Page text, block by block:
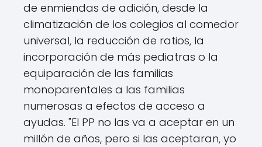
de enmiendas de adición, desde la
climatización de los colegios al comedor
universal, la reducción de ratios, la
incorporación de más pediatras o la
equiparación de las familias
monoparentales a las familias
numerosas a efectos de acceso a
ayudas. "El PP no las va a aceptar en un
millón de años, pero si las aceptaran, yo